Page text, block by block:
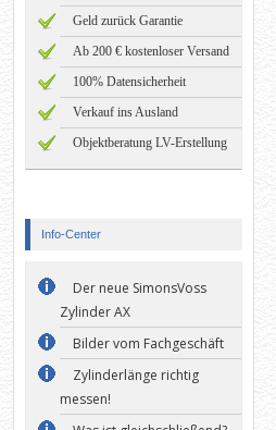
Geld zurück Garantie
Ab 200 € kostenloser Versand
100% Datensicherheit
Verkauf ins Ausland
Objektberatung LV-Erstellung
Info-Center
Der neue SimonsVoss
Zylinder AX
Bilder vom Fachgeschäft
Zylinderlänge richtig
messen!